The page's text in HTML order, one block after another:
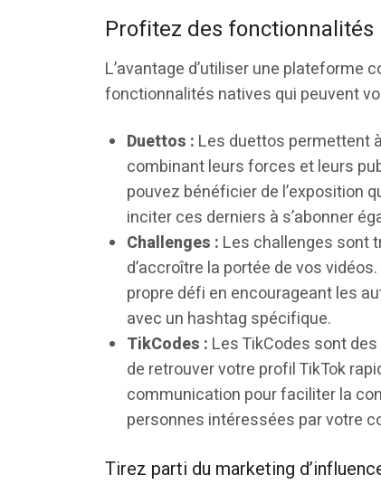
Profitez des
L’avantage d’utiliser une plateforme
fonctionnalités natives qui peuvent
Duettos : Les duettos permettent
combinant leurs forces et leurs
pouvez bénéficier de l’exposition
inciter ces derniers à s’abonner
Challenges : Les challenges sont
d’accroître la portée de vos
propre défi en encourageant les
avec un hashtag spécifique.
TikCodes : Les TikCodes sont
de retrouver votre profil TikTok
communication pour faciliter la
personnes intéressées par votre
Tirez parti du marketing